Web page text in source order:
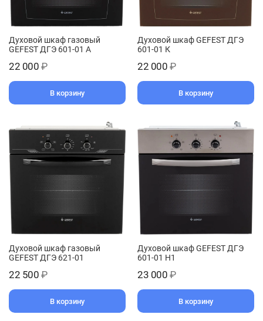
Духовой шкаф газовый
GEFEST ДГЭ 601-01 А
22 000 ₽
В корзину
Духовой шкаф GEFEST ДГЭ
601-01 К
22 000 ₽
В корзину
Духовой шкаф газовый
GEFEST ДГЭ 621-01
22 500 ₽
В корзину
Духовой шкаф GEFEST ДГЭ
601-01 Н1
23 000 ₽
В корзину